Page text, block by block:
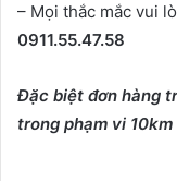
– Mọi thắc mắc vui
0911.55.47.58
Đặc biệt đơn hàng
trong phạm vi